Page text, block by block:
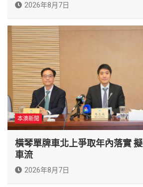
2026年8月7日
本澳新聞
橫琴單牌車北上爭取年內落實
車流
2026年8月7日